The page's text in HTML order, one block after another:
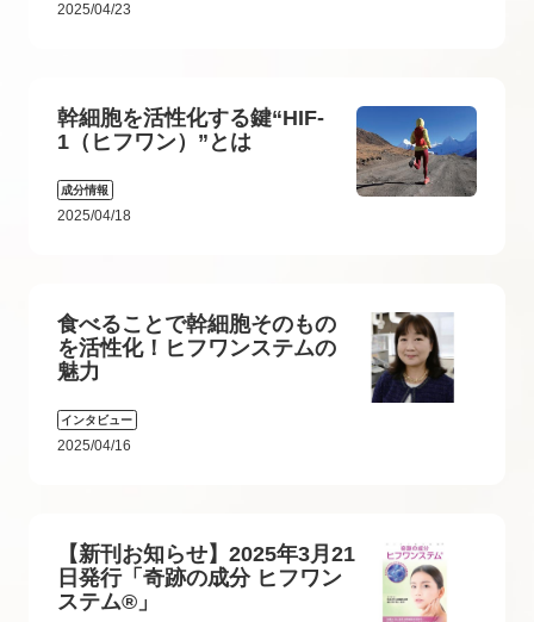
2025/04/23
幹細胞を活性化する鍵“HIF-
1（ヒフワン）”とは
成分情報
2025/04/18
食べることで幹細胞そのもの
を活性化！ヒフワンステムの
魅力
インタビュー
2025/04/16
【新刊お知らせ】2025年3月21
日発行「奇跡の成分 ヒフワン
ステム®」